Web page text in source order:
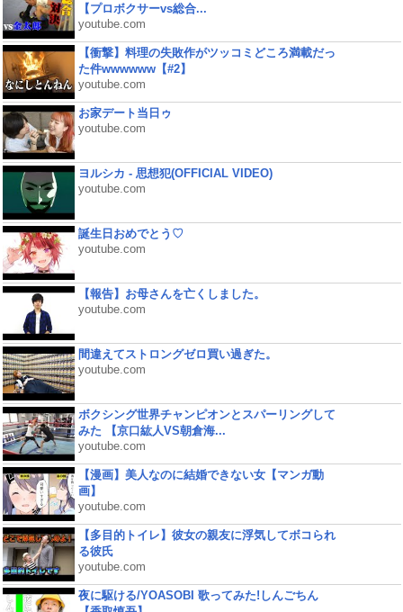
【プロボクサーvs総合...
youtube.com
【衝撃】料理の失敗作がツッコミどころ満載だっ
た件wwwwww【#2】
youtube.com
お家デート当日ゥ
youtube.com
ヨルシカ - 思想犯(OFFICIAL VIDEO)
youtube.com
誕生日おめでとう♡
youtube.com
【報告】お母さんを亡くしました。
youtube.com
間違えてストロングゼロ買い過ぎた。
youtube.com
ボクシング世界チャンピオンとスパーリングして
みた 【京口紘人VS朝倉海...
youtube.com
【漫画】美人なのに結婚できない女【マンガ動
画】
youtube.com
【多目的トイレ】彼女の親友に浮気してボコられ
る彼氏
youtube.com
夜に駆ける/YOASOBI 歌ってみた!しんごちん